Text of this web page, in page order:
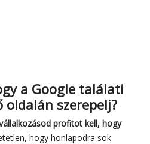
a Google találati
oldalán szerepelj?
profitot kell, hogy
hogy honlapodra sok